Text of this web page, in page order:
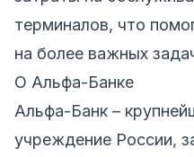
терминалов, что
на более важных
О Альфа-Банке
Альфа-Банк –
учреждение России,